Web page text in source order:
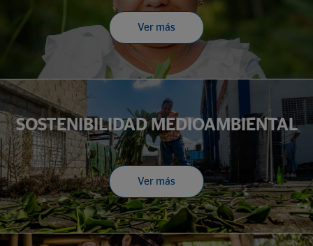
Ver más
SOSTENIBILIDAD MEDIOAMBIENTAL
Ver más